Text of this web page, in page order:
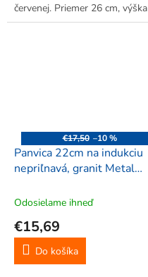
červenej. Priemer 26 cm, výška
5 cm, rukoväť 19 cm. Vhodná
€17,50 –10 %
Panvica 22cm na indukciu
nepriľnavá, granit Metal
Odosielame ihneď
€15,69
Do košíka